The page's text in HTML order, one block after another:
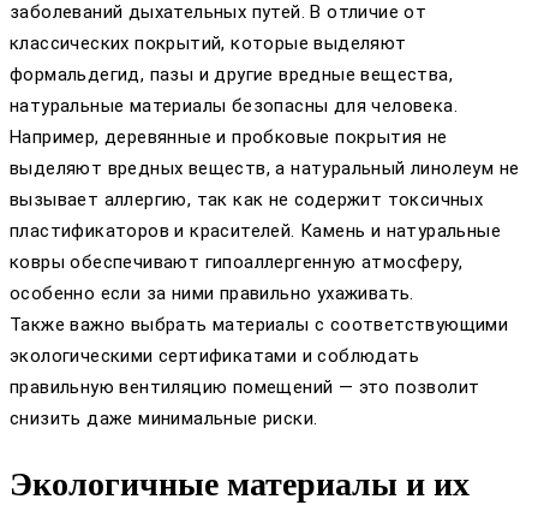
заболеваний дыхательных путей. В отличие от
классических покрытий, которые выделяют
формальдегид, пазы и другие вредные вещества,
натуральные материалы безопасны для человека.
Например, деревянные и пробковые покрытия не
выделяют вредных веществ, а натуральный линолеум не
вызывает аллергию, так как не содержит токсичных
пластификаторов и красителей. Камень и натуральные
ковры обеспечивают гипоаллергенную атмосферу,
особенно если за ними правильно ухаживать.
Также важно выбрать материалы с соответствующими
экологическими сертификатами и соблюдать
правильную вентиляцию помещений — это позволит
снизить даже минимальные риски.
Экологичные материалы и их